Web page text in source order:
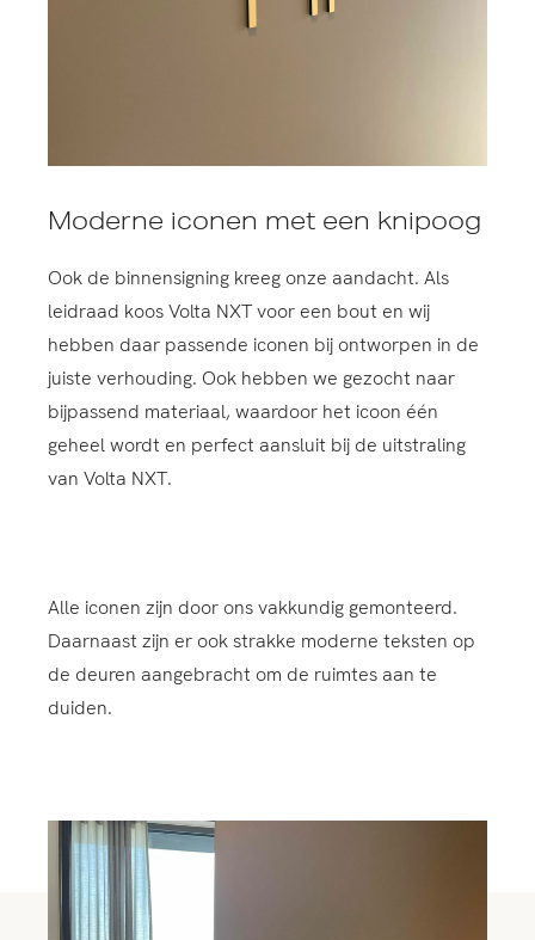
Moderne iconen met een knipoog
Ook de binnensigning kreeg onze aandacht. Als
leidraad koos Volta NXT voor een bout en wij
hebben daar passende iconen bij ontworpen in de
juiste verhouding. Ook hebben we gezocht naar
bijpassend materiaal, waardoor het icoon één
geheel wordt en perfect aansluit bij de uitstraling
van Volta NXT.
Alle iconen zijn door ons vakkundig gemonteerd.
Daarnaast zijn er ook strakke moderne teksten op
de deuren aangebracht om de ruimtes aan te
duiden.